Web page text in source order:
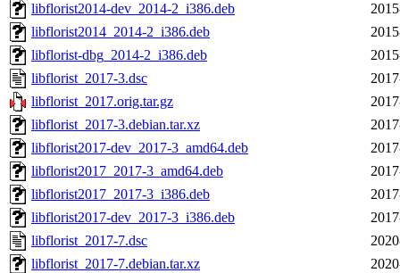
libflorist2014-dev_2014-2_i386.deb
libflorist2014_2014-2_i386.deb
libflorist-dbg_2014-2_i386.deb
libflorist_2017-3.dsc
libflorist_2017.orig.tar.gz
libflorist_2017-3.debian.tar.xz
libflorist2017-dev_2017-3_amd64.deb
libflorist2017_2017-3_amd64.deb
libflorist2017_2017-3_i386.deb
libflorist2017-dev_2017-3_i386.deb
libflorist_2017-7.dsc
libflorist_2017-7.debian.tar.xz